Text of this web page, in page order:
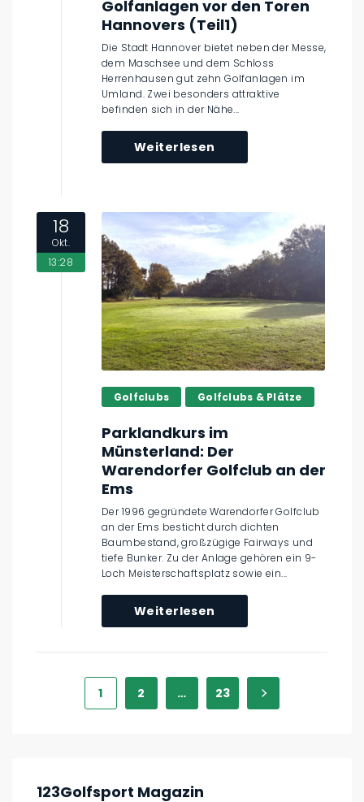
Golfanlagen vor den Toren
Hannovers (Teil1)
Die Stadt Hannover bietet neben der Messe,
dem Maschsee und dem Schloss
Herrenhausen gut zehn Golfanlagen im
Umland. Zwei besonders attraktive
befinden sich in der Nähe...
Weiterlesen
18
Okt.
13:28
Golfclubs Golfclubs & Plätze
Parklandkurs im
Münsterland: Der
Warendorfer Golfclub an der
Ems
Der 1996 gegründete Warendorfer Golfclub
an der Ems besticht durch dichten
Baumbestand, großzügige Fairways und
tiefe Bunker. Zu der Anlage gehören ein 9-
Loch Meisterschaftsplatz sowie ein...
Weiterlesen
1 2 … 23
123Golfsport Magazin